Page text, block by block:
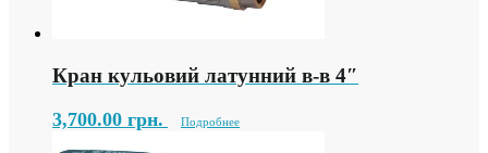
Кран кульовий латунний в-в 4″
3,700.00 грн. Подробнее